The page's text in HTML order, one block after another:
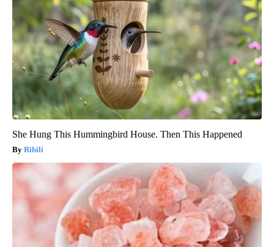
She Hung This Hummingbird House. Then This Happened
Ribili